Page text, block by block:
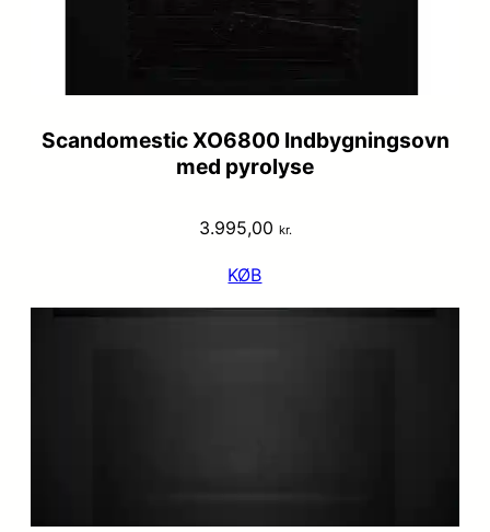
Scandomestic XO6800 Indbygningsovn
med pyrolyse
3.995,00 kr.
KØB